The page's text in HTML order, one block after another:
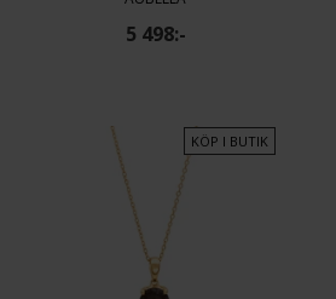
5 498:-
KÖP I BUTIK